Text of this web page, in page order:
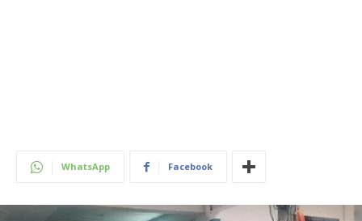
WhatsApp Facebook